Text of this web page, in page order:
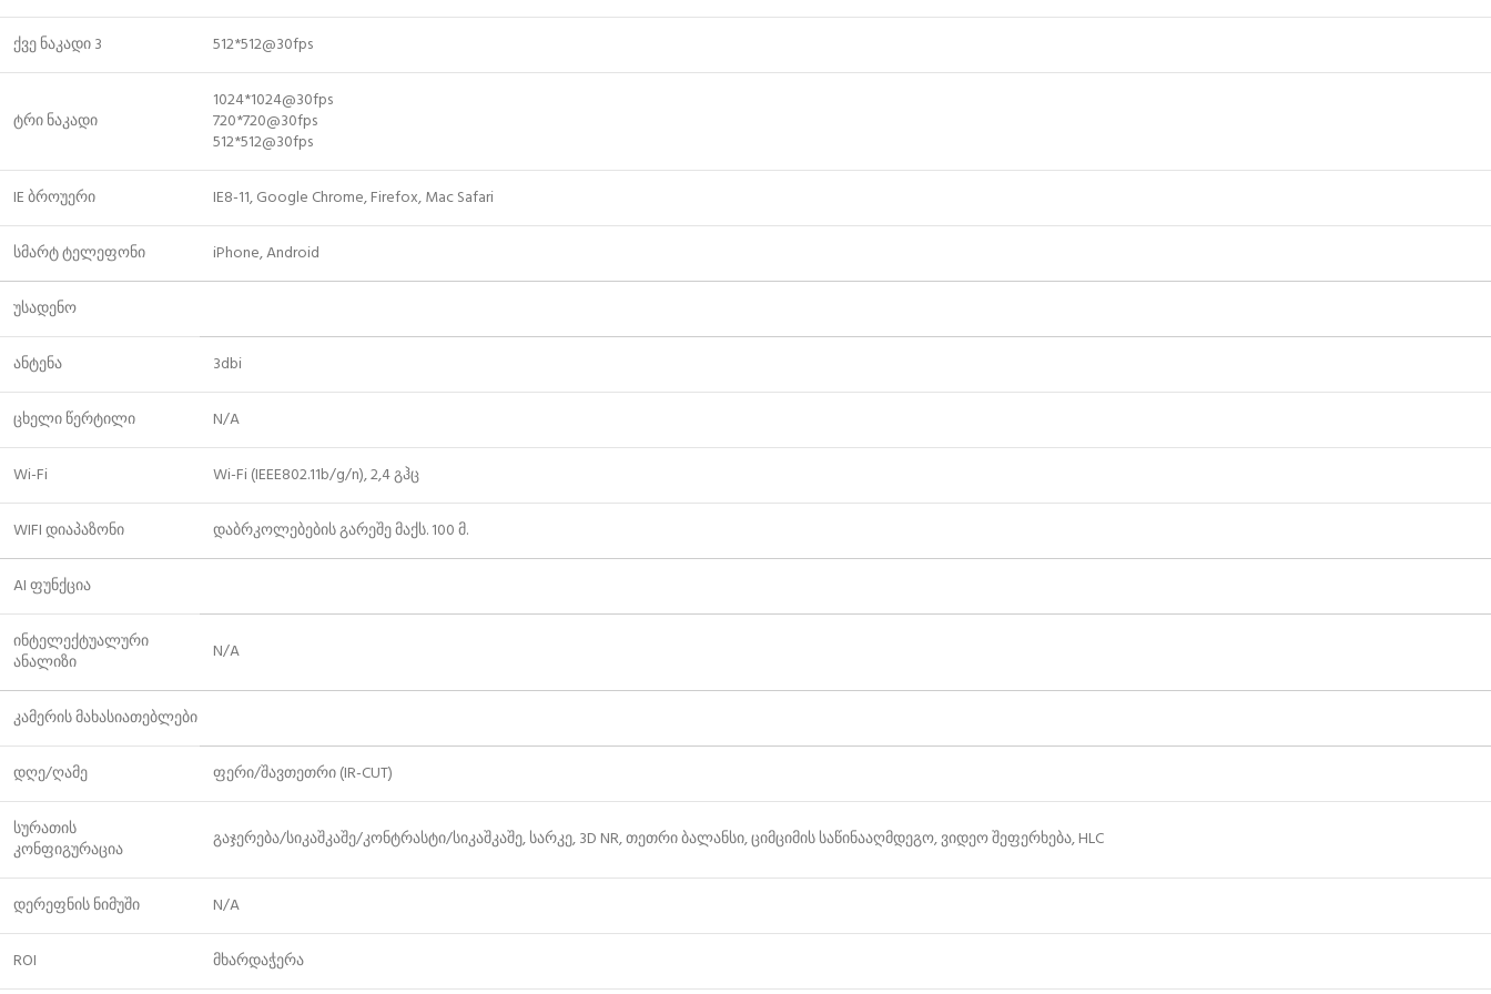
ქვე ნაკადი 3 512*512@30fps
ტრი ნაკადი
1024*1024@30fps
720*720@30fps
512*512@30fps
IE ბროუერი IE8-11, Google Chrome, Firefox, Mac Safari
სმარტ ტელეფონი iPhone, Android
უსადენო
ანტენა 3dbi
ცხელი წერტილი N/A
Wi-Fi Wi-Fi (IEEE802.11b/g/n), 2,4 გჰც
WIFI დიაპაზონი დაბრკოლებების გარეშე მაქს. 100 მ.
AI ფუნქცია
ინტელექტუალური
ანალიზი
N/A
კამერის მახასიათებლები
დღე/ღამე ფერი/შავთეთრი (IR-CUT)
სურათის
კონფიგურაცია
გაჯერება/სიკაშკაშე/კონტრასტი/სიკაშკაშე, სარკე, 3D NR, თეთრი ბალანსი, ციმციმის საწინააღმდეგო, ვიდეო შეფერხება, HLC
დერეფნის ნიმუში N/A
ROI მხარდაჭერა